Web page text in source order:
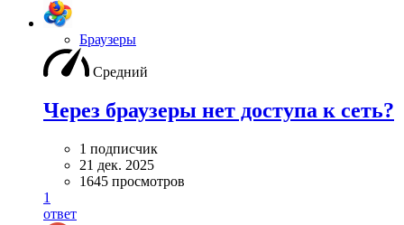
Браузеры
Средний
Через браузеры нет доступа к сеть?
1 подписчик
21 дек. 2025
1645 просмотров
1
ответ